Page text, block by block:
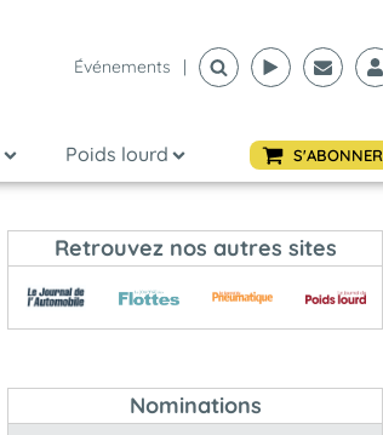
Événements |
Poids lourd S'ABONNER
Retrouvez nos autres sites
Nominations